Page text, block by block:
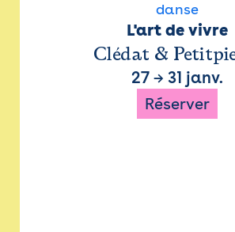
danse
L'art de vivre
Clédat &
27 → 31 janv.
Réserver